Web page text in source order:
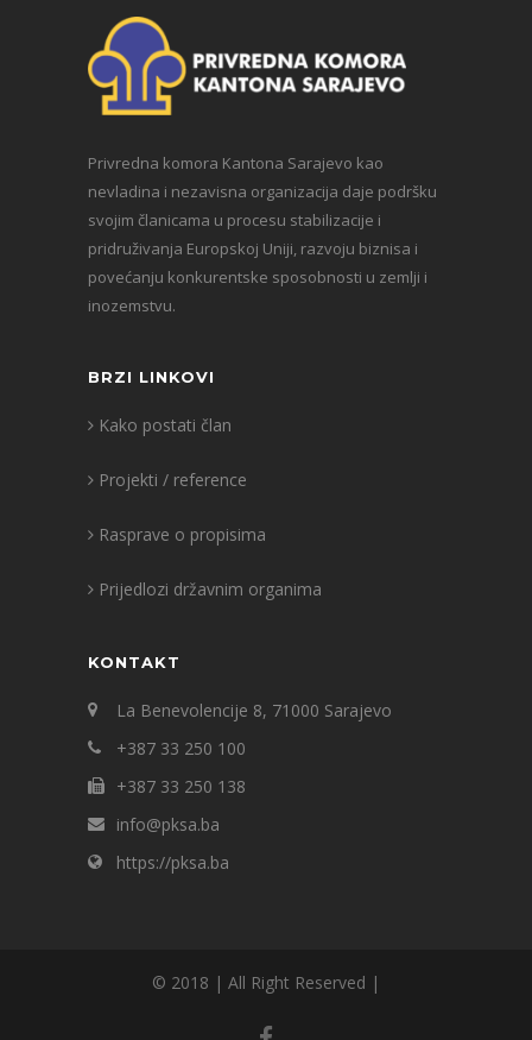
Privredna komora Kantona Sarajevo kao
nevladina i nezavisna organizacija daje podršku
svojim članicama u procesu stabilizacije i
pridruživanja Europskoj Uniji, razvoju biznisa i
povećanju konkurentske sposobnosti u zemlji i
inozemstvu.
BRZI LINKOVI
Kako postati član
Projekti / reference
Rasprave o propisima
Prijedlozi državnim organima
KONTAKT
La Benevolencije 8, 71000 Sarajevo
+387 33 250 100
+387 33 250 138
info@pksa.ba
https://pksa.ba
© 2018 | All Right Reserved |